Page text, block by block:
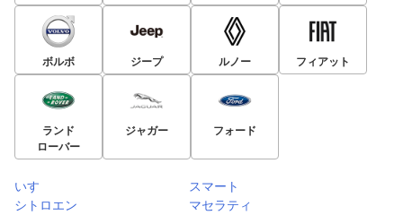
ボルボ ジープ ルノー フィアット
ランド
ローバー
ジャガー フォード
いすゞ
スマート
シトロエン
マセラティ